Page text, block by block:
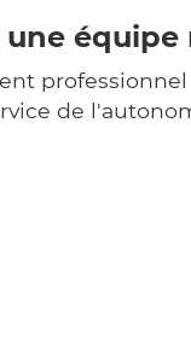
une équipe
de